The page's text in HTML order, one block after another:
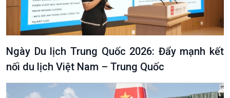
Ngày Du lịch Trung Quốc 2026: Đẩy mạnh kết
nối du lịch Việt Nam – Trung Quốc